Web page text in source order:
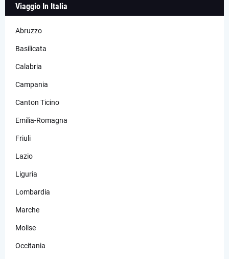
Viaggio In Italia
Abruzzo
Basilicata
Calabria
Campania
Canton Ticino
Emilia-Romagna
Friuli
Lazio
Liguria
Lombardia
Marche
Molise
Occitania